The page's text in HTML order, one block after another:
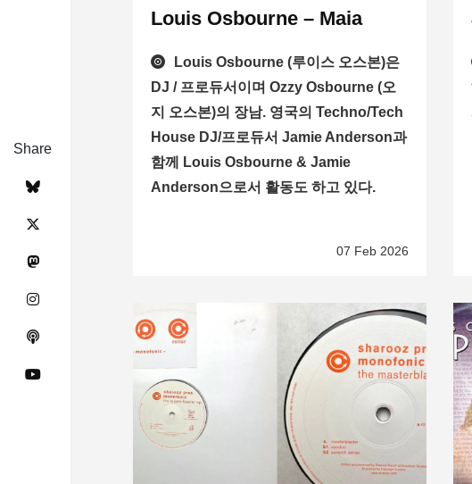
Share
Louis Osbourne – Maia
Louis Osbourne (루이스 오스본)은
DJ / 프로듀서이며 Ozzy Osbourne (오
지 오스본)의 장남. 영국의 Techno/Tech
House DJ/프로듀서 Jamie Anderson과
함께 Louis Osbourne & Jamie
Anderson으로서 활동도 하고 있다.
07 Feb 2026